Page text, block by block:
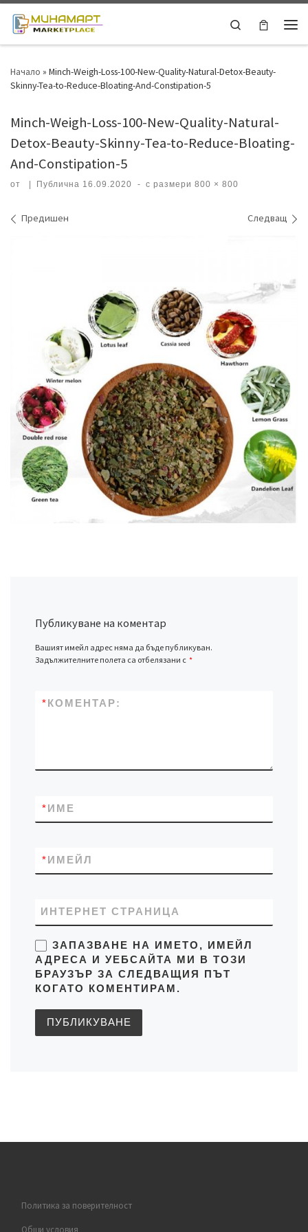
Skip to content
Search
Начало » Minch-Weigh-Loss-100-New-Quality-Natural-Detox-Beauty-
Skinny-Tea-to-Reduce-Bloating-And-Constipation-5
Minch-Weigh-Loss-100-New-Quality-Natural-
Detox-Beauty-Skinny-Tea-to-Reduce-Bloating-
And-Constipation-5
от Публична 16.09.2020 - с размери 800 × 800
Навигация на изображения
Предишен Следващ
Публикуване на коментар
Вашият имейл адрес няма да бъде публикуван.
Задължителните полета са отбелязани с *
КОМЕНТАР:
*
ИМЕ
*
ИМЕЙЛ
*
ИНТЕРНЕТ СТРАНИЦА
ЗАПАЗВАНЕ НА ИМЕТО, ИМЕЙЛ
АДРЕСА И УЕБСАЙТА МИ В ТОЗИ
БРАУЗЪР ЗА СЛЕДВАЩИЯ ПЪТ
КОГАТО КОМЕНТИРАМ.
Политика за поверителност